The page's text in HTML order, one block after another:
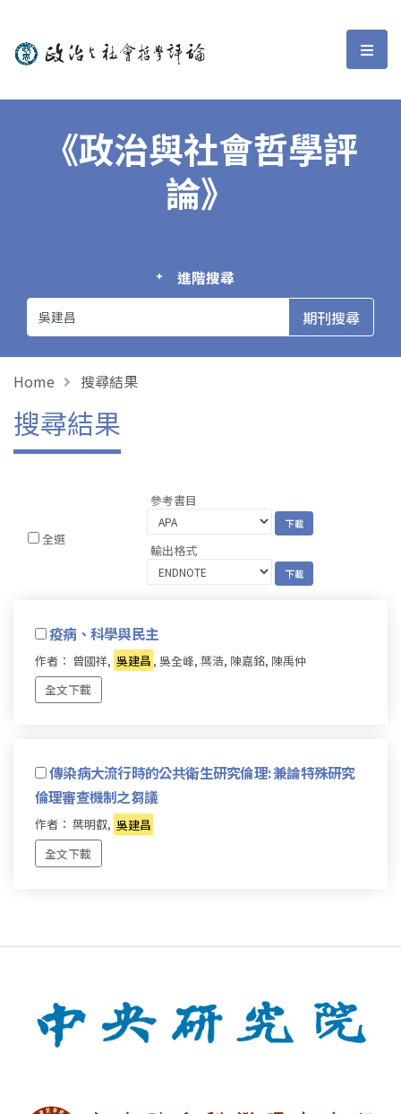
政治與社會哲學評論 選
《政治與社會哲學評
論》
進階搜尋
Home 搜尋結果
搜尋結果
全選
參考書目
輸出格式
疫病、科學與民主
作者： 曾國祥, 吳建昌 , 吳全峰, 葉浩, 陳嘉銘, 陳禹仲
全文下載
傳染病大流行時的公共衛生研究倫理: 兼論特殊研究
倫理審查機制之芻議
作者： 葉明叡, 吳建昌
全文下載